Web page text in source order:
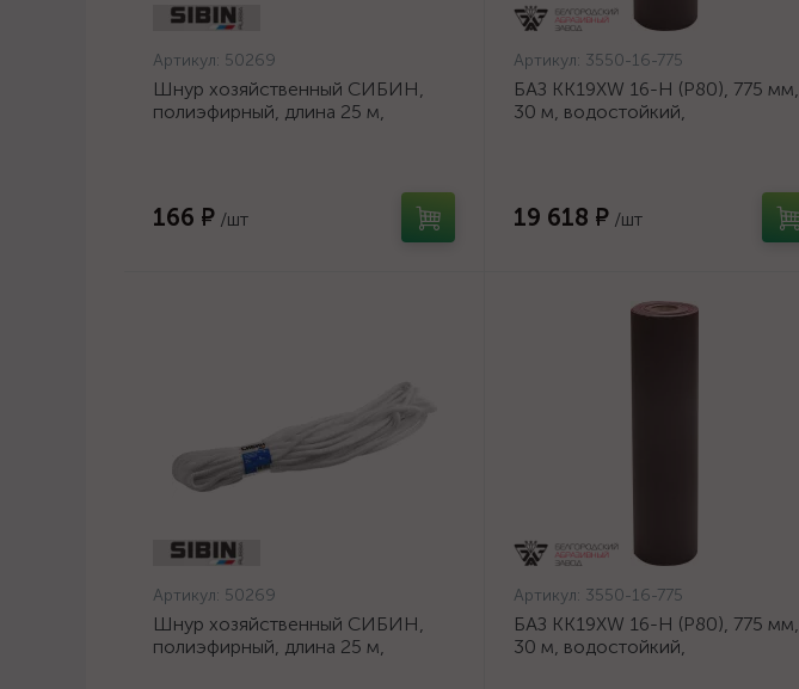
Артикул: 50269
Шнур хозяйственный СИБИН,
полиэфирный, длина 25 м,
166 ₽ /шт
Артикул: 3550-16-775
БАЗ KK19XW 16-H (Р80), 775 мм,
30 м, водостойкий,
19 618 ₽ /шт
Артикул: 50269
Шнур хозяйственный СИБИН,
полиэфирный, длина 25 м,
Артикул: 3550-16-775
БАЗ KK19XW 16-H (Р80), 775 мм,
30 м, водостойкий,